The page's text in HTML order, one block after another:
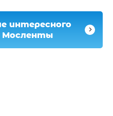
интересного
Мосленты